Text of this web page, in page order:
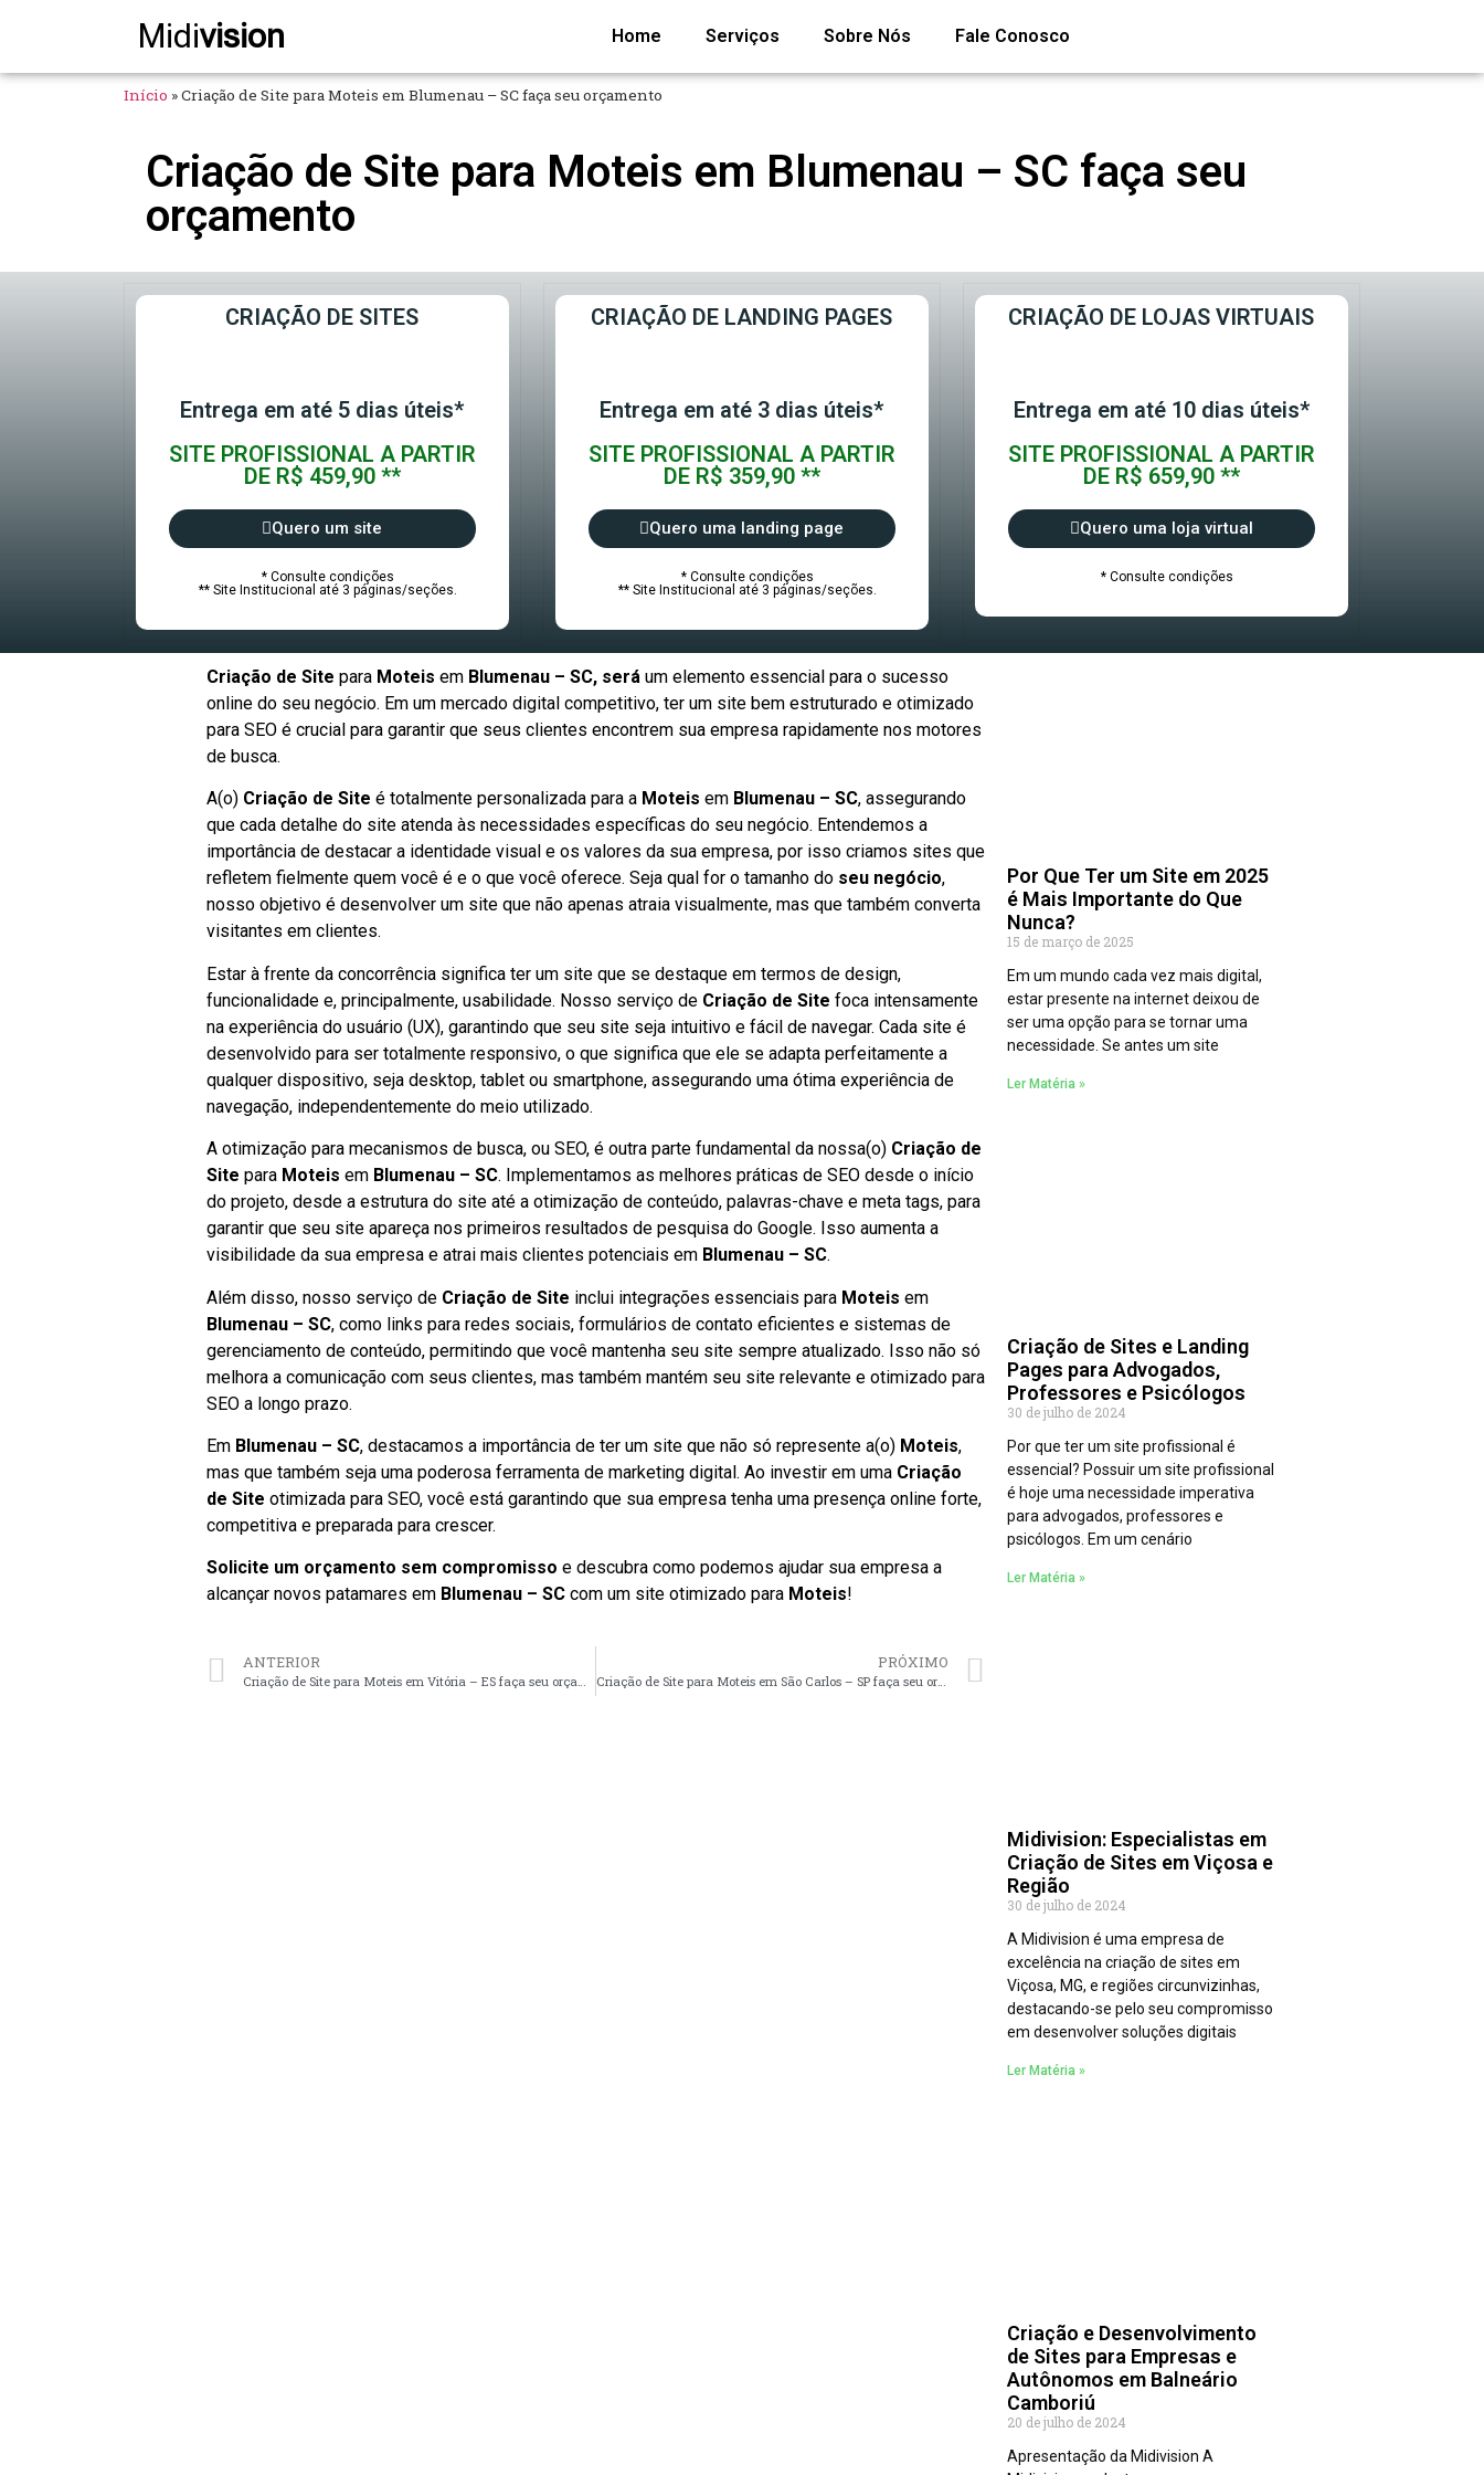
Midivision Home Serviços Sobre Nós Fale Conosco
Início »Criação de Site para Moteis em Blumenau – SC faça seu orçamento
Criação de Site para Moteis em Blumenau – SC faça seu
orçamento
CRIAÇÃO DE SITES
Entrega em até 5 dias úteis*
SITE PROFISSIONAL A PARTIR
DE R$ 459,90 **
Quero um site
* Consulte condições
** Site Institucional até 3 páginas/seções.
CRIAÇÃO DE LANDING PAGES
Entrega em até 3 dias úteis*
SITE PROFISSIONAL A PARTIR
DE R$ 359,90 **
Quero uma landing page
* Consulte condições
** Site Institucional até 3 páginas/seções.
CRIAÇÃO DE LOJAS VIRTUAIS
Entrega em até 10 dias úteis*
SITE PROFISSIONAL A PARTIR
DE R$ 659,90 **
Quero uma loja virtual
* Consulte condições
Criação de Site para Moteis em Blumenau – SC, será um elemento essencial para o sucesso
online do seu negócio. Em um mercado digital competitivo, ter um site bem estruturado e otimizado
para SEO é crucial para garantir que seus clientes encontrem sua empresa rapidamente nos motores
de busca.
A(o) Criação de Site é totalmente personalizada para a Moteis em Blumenau – SC, assegurando
que cada detalhe do site atenda às necessidades específicas do seu negócio. Entendemos a
importância de destacar a identidade visual e os valores da sua empresa, por isso criamos sites que
refletem fielmente quem você é e o que você oferece. Seja qual for o tamanho do seu negócio,
nosso objetivo é desenvolver um site que não apenas atraia visualmente, mas que também converta
visitantes em clientes.
Estar à frente da concorrência significa ter um site que se destaque em termos de design,
funcionalidade e, principalmente, usabilidade. Nosso serviço de Criação de Site foca intensamente
na experiência do usuário (UX), garantindo que seu site seja intuitivo e fácil de navegar. Cada site é
desenvolvido para ser totalmente responsivo, o que significa que ele se adapta perfeitamente a
qualquer dispositivo, seja desktop, tablet ou smartphone, assegurando uma ótima experiência de
navegação, independentemente do meio utilizado.
A otimização para mecanismos de busca, ou SEO, é outra parte fundamental da nossa(o) Criação de
Site para Moteis em Blumenau – SC. Implementamos as melhores práticas de SEO desde o início
do projeto, desde a estrutura do site até a otimização de conteúdo, palavras-chave e meta tags, para
garantir que seu site apareça nos primeiros resultados de pesquisa do Google. Isso aumenta a
visibilidade da sua empresa e atrai mais clientes potenciais em Blumenau – SC.
Além disso, nosso serviço de Criação de Site inclui integrações essenciais para Moteis em
Blumenau – SC, como links para redes sociais, formulários de contato eficientes e sistemas de
gerenciamento de conteúdo, permitindo que você mantenha seu site sempre atualizado. Isso não só
melhora a comunicação com seus clientes, mas também mantém seu site relevante e otimizado para
SEO a longo prazo.
Em Blumenau – SC, destacamos a importância de ter um site que não só represente a(o) Moteis,
mas que também seja uma poderosa ferramenta de marketing digital. Ao investir em uma Criação
de Site otimizada para SEO, você está garantindo que sua empresa tenha uma presença online forte,
competitiva e preparada para crescer.
Solicite um orçamento sem compromisso e descubra como podemos ajudar sua empresa a
alcançar novos patamares em Blumenau – SC com um site otimizado para Moteis!
ANTERIOR PRÓXIMO
Criação de Site para Moteis em São Carlos – SP faça seu orçamento
Por Que Ter um Site em 2025
é Mais Importante do Que
Nunca?
15 de março de 2025
Em um mundo cada vez mais digital,
estar presente na internet deixou de
ser uma opção para se tornar uma
necessidade. Se antes um site
Ler Matéria »
Criação de Sites e Landing
Pages para Advogados,
Professores e Psicólogos
30 de julho de 2024
Por que ter um site profissional é
essencial? Possuir um site profissional
é hoje uma necessidade imperativa
para advogados, professores e
psicólogos. Em um cenário
Ler Matéria »
Midivision: Especialistas em
Criação de Sites em Viçosa e
Região
30 de julho de 2024
A Midivision é uma empresa de
excelência na criação de sites em
Viçosa, MG, e regiões circunvizinhas,
destacando-se pelo seu compromisso
em desenvolver soluções digitais
Ler Matéria »
Criação e Desenvolvimento
de Sites para Empresas e
Autônomos em Balneário
Camboriú
20 de julho de 2024
Apresentação da Midivision A